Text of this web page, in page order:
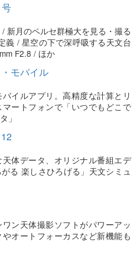
/ 新月のペルセ群極大を見る・撮る
義 / 星空の下で深呼吸する天文台
F2.8 / ほか
モバイル
イルアプリ。高精度な計算とリ
ートフォンで「いつでもどこで
」
体データ、オリジナル番組エデ
る 楽しさひろげる」天文シミュ
ン天体撮影ソフトがパワーアッ
オートフォーカスなど新機能も